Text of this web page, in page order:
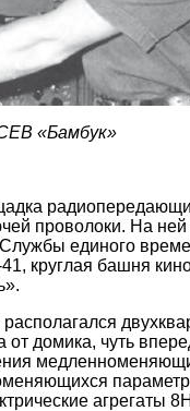
«Бамбук»
проволоки. На
единого
круглая башня
домика, чуть
агрегаты